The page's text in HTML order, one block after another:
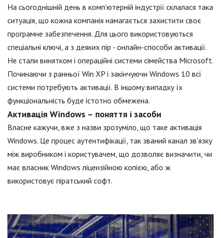
На сьогоднішній день в комп'ютерній індустрії склалася така
ситуація, що кожна компанія намагається захистити своє
програмне забезпечення. Для цього використовуються
спеціальні ключі, а з деяких пір - онлайн-способи активації.
Не стали винятком і операційні системи сімейства Microsoft.
Починаючи з ранньої Win XP і закінчуючи Windows 10 всі
системи потребують активації. В іншому випадку їх
функціональність буде істотно обмежена.
Активація Windows – поняття і засоби
Власне кажучи, вже з назви зрозуміло, що таке активація
Windows. Це процес аутентифікації, так званий канал зв'язку
між виробником і користувачем, що дозволяє визначити, чи
має власник Windows ліцензійною копією, або ж
використовує піратський софт.